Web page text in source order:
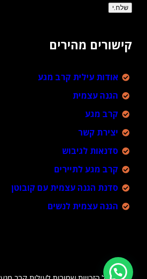
קישורים מהירים
אודות עילית קרב מגע
הגנה עצמית
קרב מגע
יצירת קשר
סדנאות לגיבוש
קרב מגע לתיירים
סדנת הגנה עצמית עם קובוטן
הגנה עצמית לנשים